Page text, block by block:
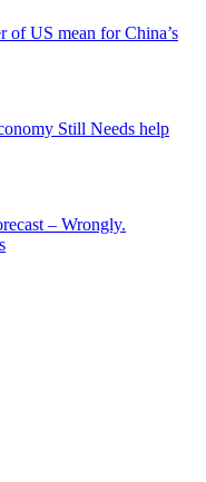
of US mean for China’s
Still Needs help
– Wrongly.